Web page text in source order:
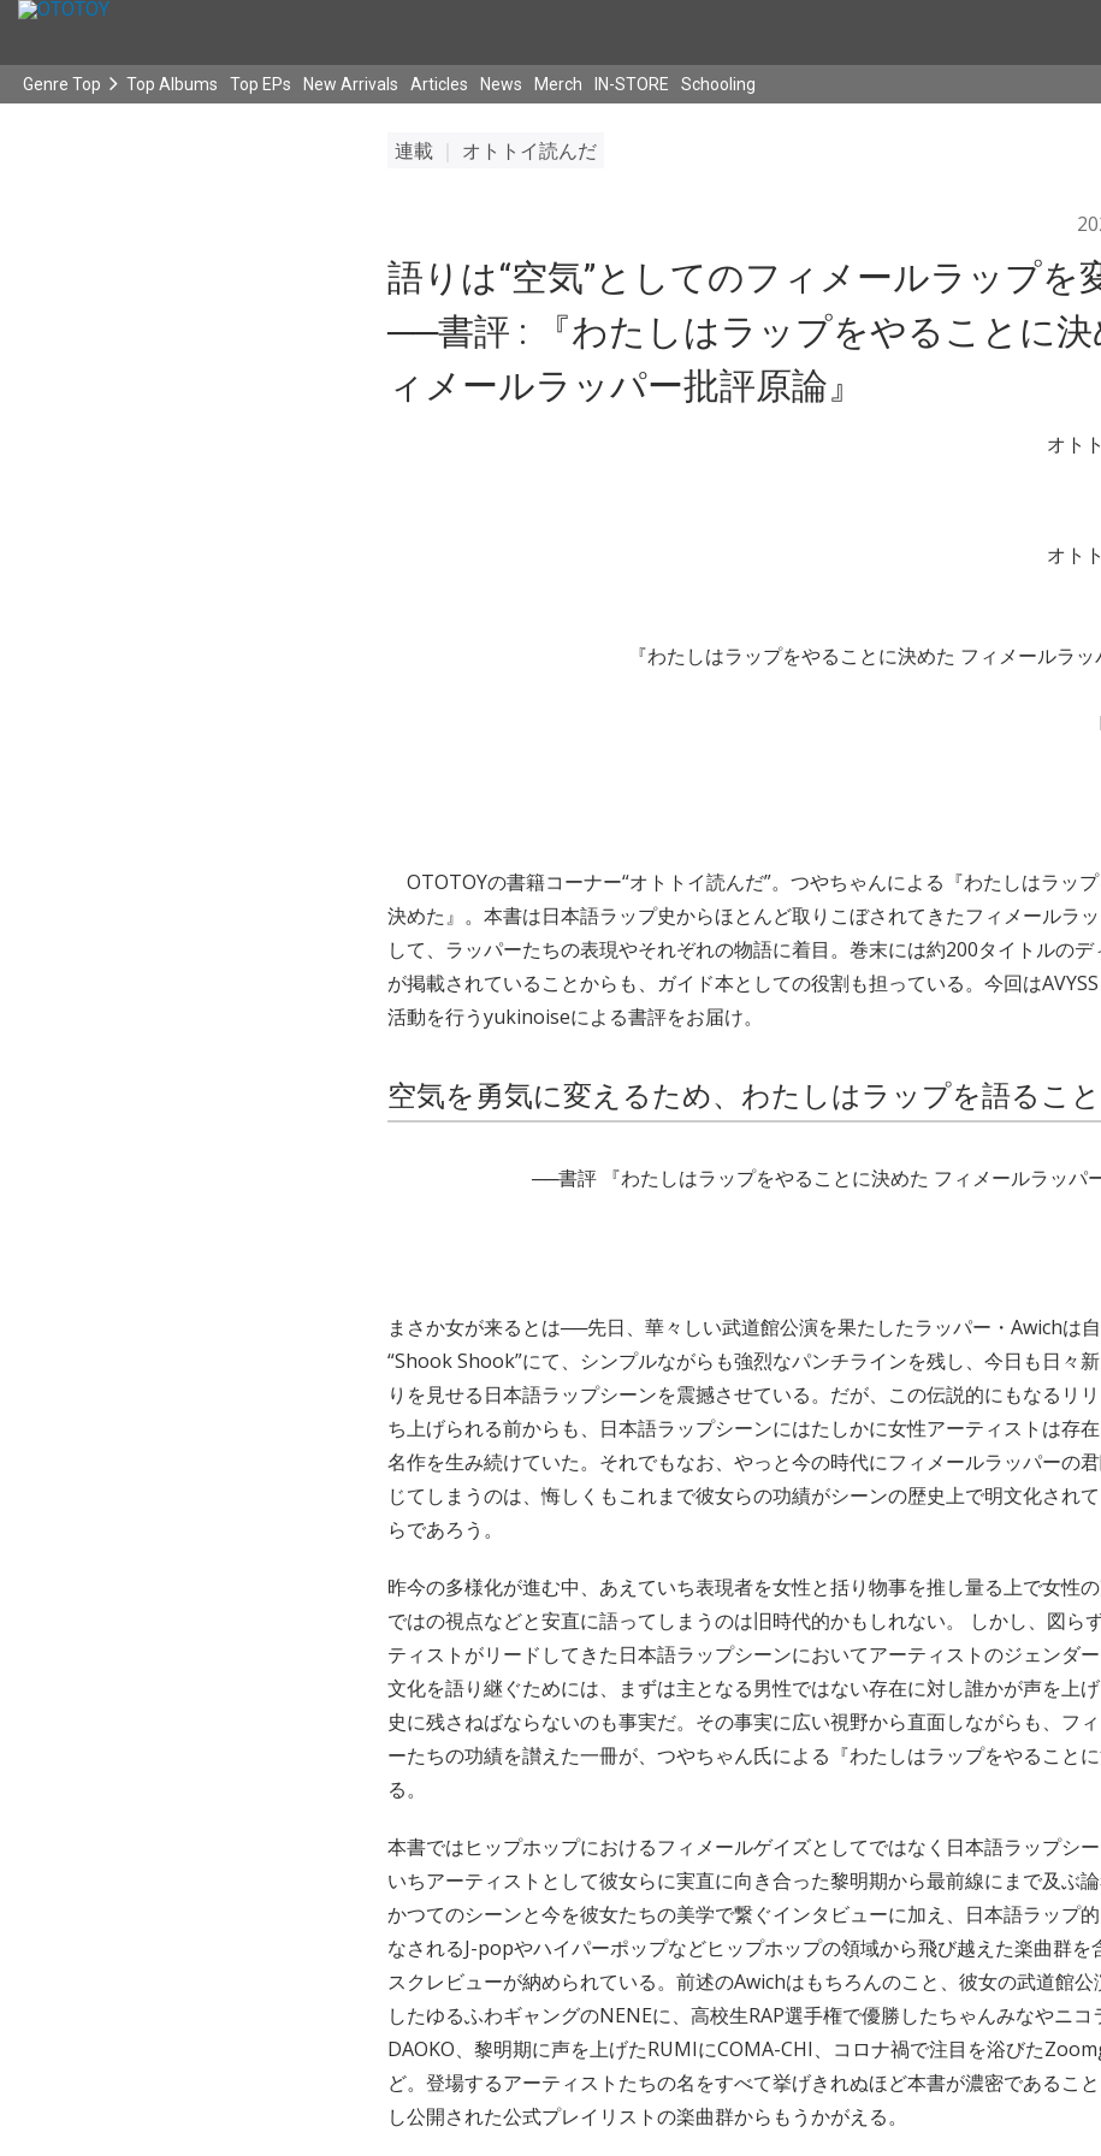
Genre Top Top Albums Top EPs New Arrivals Articles News Merch IN-STORE Schooling
連載 オトトイ読んだ
語りは“空気”としてのフィメールラップを
──書評 : 『わたしはラップをやることに決
ィメールラッパー批評原論』
オト
オト
『わたしはラップをやることに決めた フィメールラッ
OTOTOYの書籍コーナー“オトトイ読んだ”。つやちゃんによる『わたしはラッ
決めた』。本書は日本語ラップ史からほとんど取りこぼされてきたフィメールラ
して、ラッパーたちの表現やそれぞれの物語に着目。巻末には約200タイトルのデ
が掲載されていることからも、ガイド本としての役割も担っている。今回は
活動を行うyukinoiseによる書評をお届け。
空気を勇気に変えるため、わたしはラップを語るこ
──書評 『わたしはラップをやることに決めた フィメールラッパ
まさか女が来るとは──先日、華々しい武道館公演を果たしたラッパー・Awichは
“Shook Shook”にて、シンプルながらも強烈なパンチラインを残し、今日も日々
りを見せる日本語ラップシーンを震撼させている。だが、この伝説的にもなるリ
ち上げられる前からも、日本語ラップシーンにはたしかに女性アーティストは存
名作を生み続けていた。それでもなお、やっと今の時代にフィメールラッパーの
じてしまうのは、悔しくもこれまで彼女らの功績がシーンの歴史上で明文化され
らであろう。
昨今の多様化が進む中、あえていち表現者を女性と括り物事を推し量る上で女性
ではの視点などと安直に語ってしまうのは旧時代的かもしれない。 しかし、図ら
ティストがリードしてきた日本語ラップシーンにおいてアーティストのジェンダ
文化を語り継ぐためには、まずは主となる男性ではない存在に対し誰かが声を上
史に残さねばならないのも事実だ。その事実に広い視野から直面しながらも、フ
ーたちの功績を讃えた一冊が、つやちゃん氏による『わたしはラップをやること
る。
本書ではヒップホップにおけるフィメールゲイズとしてではなく日本語ラップシ
いちアーティストとして彼女らに実直に向き合った黎明期から最前線にまで及ぶ論
かつてのシーンと今を彼女たちの美学で繋ぐインタビューに加え、日本語ラップ
なされるJ-popやハイパーポップなどヒップホップの領域から飛び越えた楽曲群を
スクレビューが納められている。前述のAwichはもちろんのこと、彼女の武道館公
したゆるふわギャングのNENEに、高校生RAP選手権で優勝したちゃんみなやニコ
DAOKO、黎明期に声を上げたRUMIにCOMA-CHI、コロナ禍で注目を浴びた
ど。登場するアーティストたちの名をすべて挙げきれぬほど本書が濃密であるこ
し公開された公式プレイリストの楽曲群からもうかがえる。